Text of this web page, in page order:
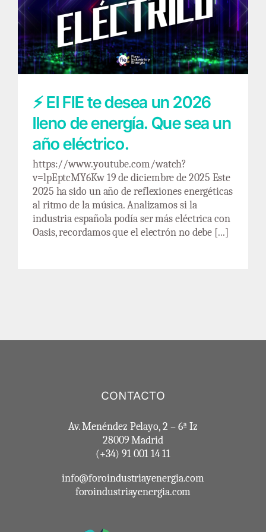
⚡ El FIE te desea un 2026 lleno de energía.
Que sea un año eléctrico.
⚡ El FIE te desea un 2026
lleno de energía. Que sea un
año eléctrico.
https://www.youtube.com/watch?
v=lpEptcMY6Kw 19 de diciembre de 2025 Este
2025 ha sido un año de reflexiones energéticas
al ritmo de la música. Analizamos si la
industria española podía ser más eléctrica con
Oasis, recordamos que el electrón no debe [...]
CONTACTO
Av. Menéndez Pelayo, 2 – 6ª Iz
28009 Madrid
(+34) 91 001 14 11
info@foroindustriayenergia.com
foroindustriayenergia.com